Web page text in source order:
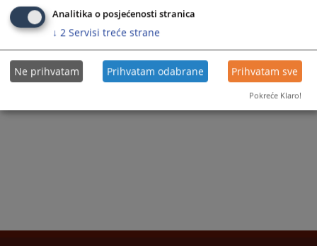
Analitika o posjećenosti stranica
↓ 2 Servisi treće strane
Ne prihvatam Prihvatam odabrane Prihvatam sve
Pokreće Klaro!